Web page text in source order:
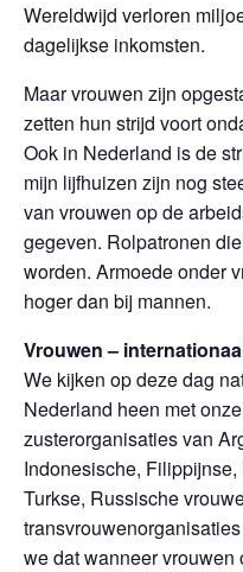
Wereldwijd verloren
dagelijkse inkomsten.
Maar vrouwen zijn
zetten hun strijd voort
Ook in Nederland is de
mijn lijfhuizen zijn nog
van vrouwen op de
gegeven. Rolpatronen
worden. Armoede onder
hoger dan bij mannen.
Vrouwen –
We kijken op deze dag
Nederland heen met
zusterorganisaties van
Indonesische,
Turkse, Russische
we dat wanneer